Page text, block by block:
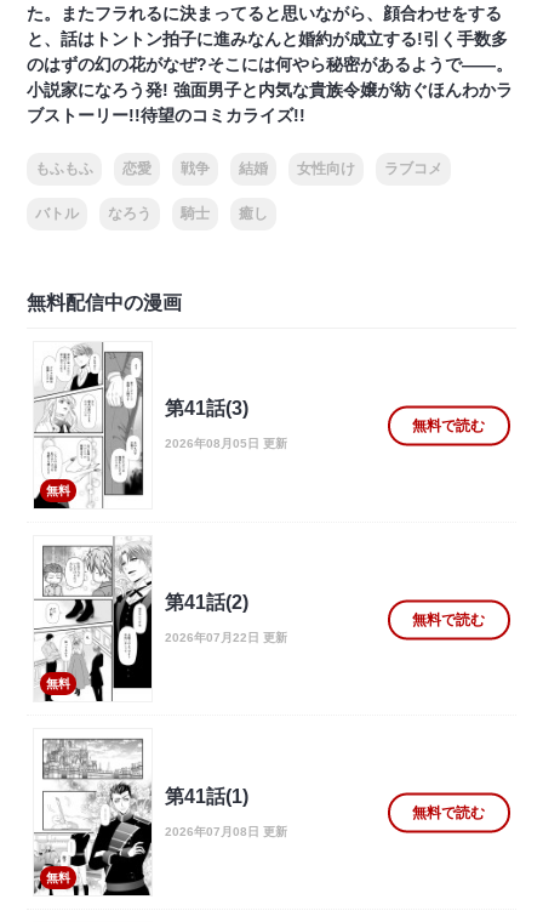
た。またフラれるに決まってると思いながら、顔合わせをする
と、話はトントン拍子に進みなんと婚約が成立する!引く手数多
のはずの幻の花がなぜ?そこには何やら秘密があるようで――。
小説家になろう発! 強面男子と内気な貴族令嬢が紡ぐほんわかラ
ブストーリー!!待望のコミカライズ!!
もふもふ 恋愛 戦争 結婚 女性向け ラブコメ
バトル なろう 騎士 癒し
無料配信中の漫画
無料
第41話(3)
2026年08月05日 更新
無料で読む
無料
第41話(2)
2026年07月22日 更新
無料で読む
無料
第41話(1)
2026年07月08日 更新
無料で読む